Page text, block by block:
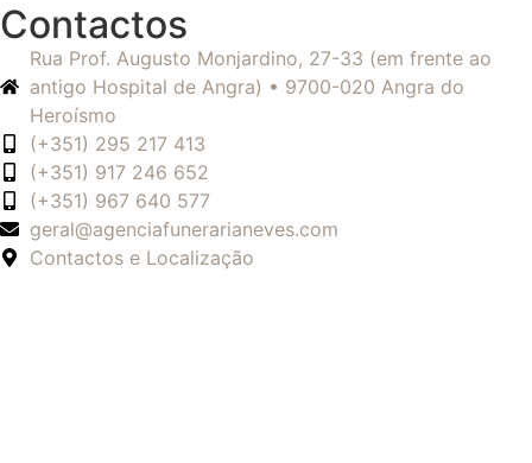
Contactos
Rua Prof. Augusto Monjardino, 27-33 (em frente ao
antigo Hospital de Angra) • 9700-020 Angra do
Heroísmo
(+351) 295 217 413
(+351) 917 246 652
(+351) 967 640 577
geral@agenciafunerarianeves.com
Contactos e Localização